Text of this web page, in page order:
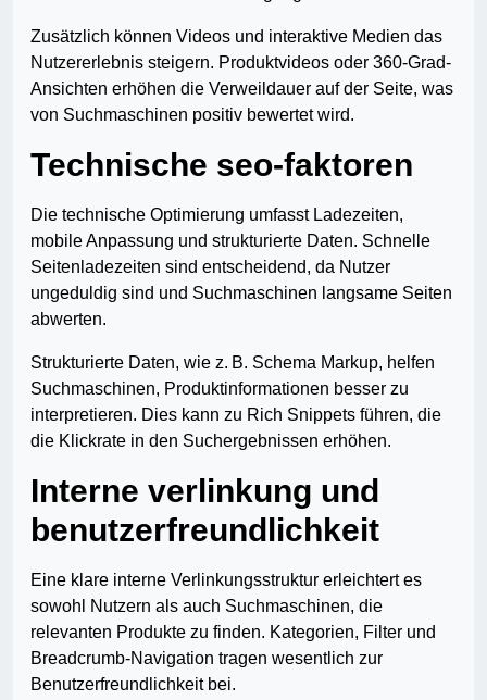
Zusätzlich können Videos und interaktive Medien das
Nutzererlebnis steigern. Produktvideos oder 360-Grad-
Ansichten erhöhen die Verweildauer auf der Seite, was
von Suchmaschinen positiv bewertet wird.
Technische seo-faktoren
Die technische Optimierung umfasst Ladezeiten,
mobile Anpassung und strukturierte Daten. Schnelle
Seitenladezeiten sind entscheidend, da Nutzer
ungeduldig sind und Suchmaschinen langsame Seiten
abwerten.
Strukturierte Daten, wie z. B. Schema Markup, helfen
Suchmaschinen, Produktinformationen besser zu
interpretieren. Dies kann zu Rich Snippets führen, die
die Klickrate in den Suchergebnissen erhöhen.
Interne verlinkung und
benutzerfreundlichkeit
Eine klare interne Verlinkungsstruktur erleichtert es
sowohl Nutzern als auch Suchmaschinen, die
relevanten Produkte zu finden. Kategorien, Filter und
Breadcrumb-Navigation tragen wesentlich zur
Benutzerfreundlichkeit bei.